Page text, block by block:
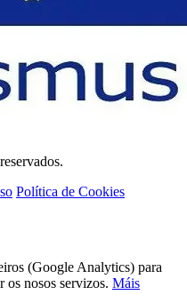
Política de Cookies
(Google Analytics) para
os nosos servizos. Máis